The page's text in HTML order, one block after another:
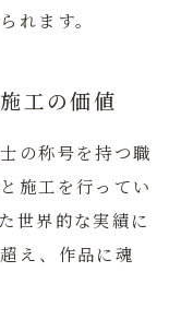
れます。
工の価値
の称号を持つ職
施工を行ってい
世界的な実績に
え、作品に魂